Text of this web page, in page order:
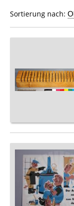
Sortierung nach: